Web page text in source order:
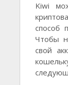
Kiwi
способ
Чтобы
свой